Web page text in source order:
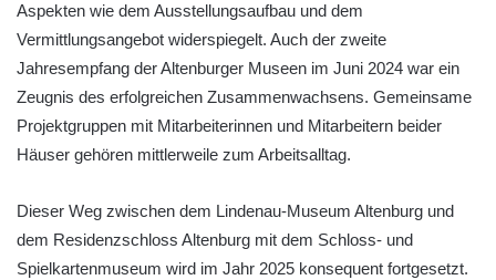
Aspekten wie dem Ausstellungsaufbau und dem
Vermittlungsangebot widerspiegelt. Auch der zweite
Jahresempfang der Altenburger Museen im Juni 2024 war ein
Zeugnis des erfolgreichen Zusammenwachsens. Gemeinsame
Projektgruppen mit Mitarbeiterinnen und Mitarbeitern beider
Häuser gehören mittlerweile zum Arbeitsalltag.
Dieser Weg zwischen dem Lindenau-Museum Altenburg und
dem Residenzschloss Altenburg mit dem Schloss- und
Spielkartenmuseum wird im Jahr 2025 konsequent fortgesetzt.